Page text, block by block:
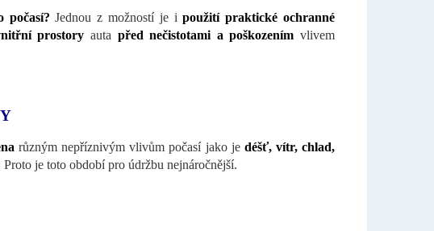
počasí? Jednou z možností je ipoužití praktické ochranné
prostory auta před nečistotami a poškozením vlivem
různým nepříznivým vlivům počasí jako je déšť, vítr, chlad,
Proto je toto období pro údržbu nejnáročnější.